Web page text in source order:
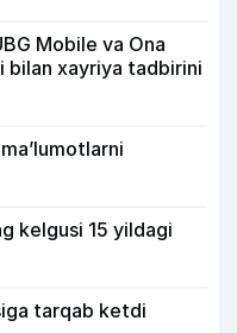
Mobile va Ona
bilan xayriya tadbirini
kelgusi 15 yildagi
tarqab ketdi